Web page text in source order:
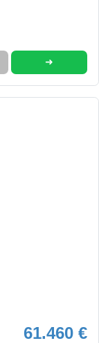
➜
61.460 €